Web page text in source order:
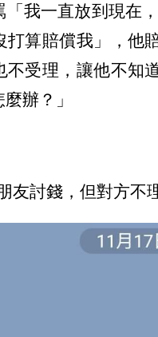
「我一直放到現在
打算賠償我」，他
不受理，讓他不知
辦？」
友討錢，但對方不